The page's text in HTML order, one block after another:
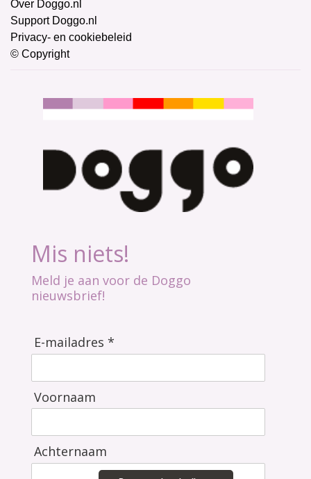
Over Doggo.nl
Support Doggo.nl
Privacy- en cookiebeleid
© Copyright
Mis niets!
Meld je aan voor de Doggo
nieuwsbrief!
E-mailadres *
Voornaam
Achternaam